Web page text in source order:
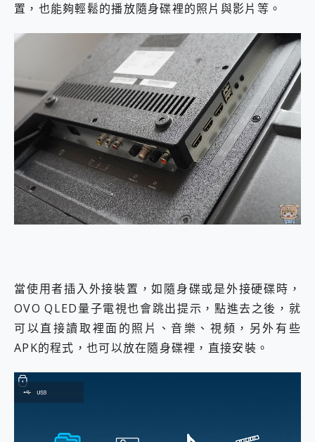
置，也能夠輕鬆的播放隨身碟裡的照片與影片等。
當使用者插入外接裝置，如隨身碟或是外接硬碟時，
OVO QLED量子電視也會跳出提示，點進去之後，就
可以直接讀取裡面的照片、音樂、視頻，另外有些
APK的程式，也可以放在隨身碟裡，直接安裝。